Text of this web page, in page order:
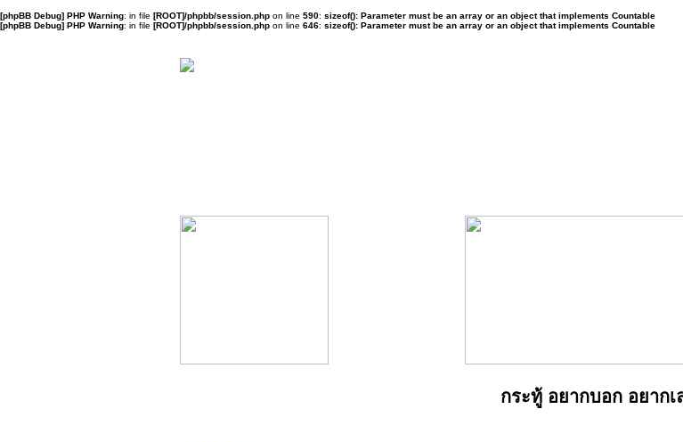
[phpBB Debug] PHP Warning: in file [ROOT]/phpbb/session.php on line 590: sizeof(): Parameter must be an array or an object that implements Countable
[phpBB Debug] PHP Warning: in file [ROOT]/phpbb/session.php on line 646: sizeof(): Parameter must be an array or an object that implements Countable
กระทู้ อยากบอก อยากเ